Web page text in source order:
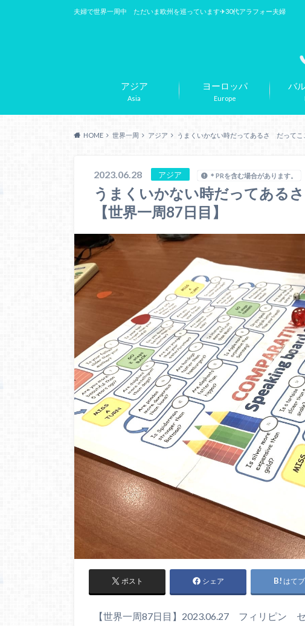
夫婦で世界一周中 ただいま欧州を巡っています✈︎30代アラフォー夫婦
Asia
アジア
Europe
ヨーロッパ バ
HOME 世界一周 アジア うまくいかない時だってあるさ だってこ
2023.06.28 アジア ＊PRを含む場合があります。
うまくいかない時だってある
【世界一周87日目】
ポスト シェア はてブ
【世界一周87日目】2023.06.27 フィリピン